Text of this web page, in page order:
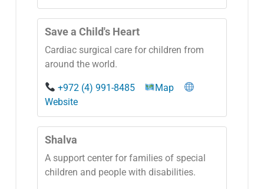
Save a Child's Heart
Cardiac surgical care for children from
around the world.
+972 (4) 991-8485
Map
Website
Shalva
A support center for families of special
children and people with disabilities.